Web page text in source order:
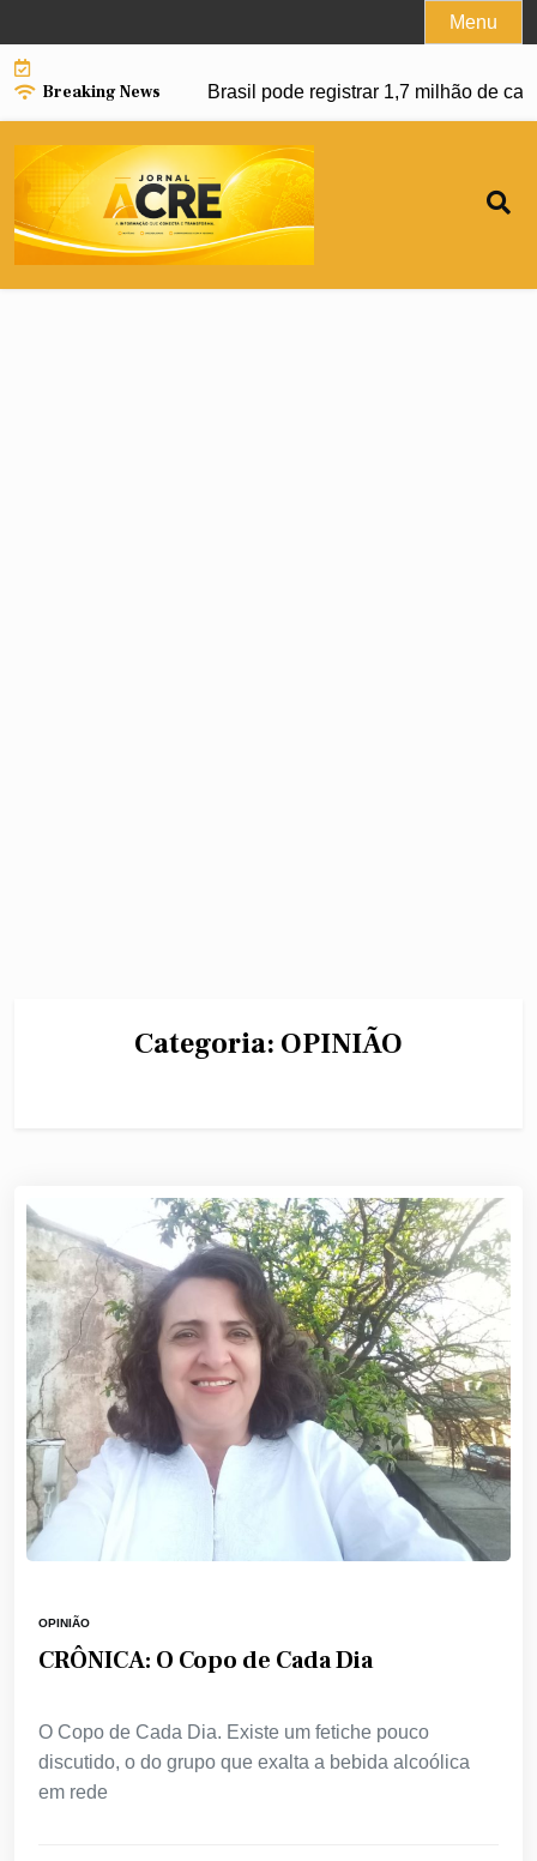
to
content
Menu
Breaking News
avanço da dengue e Brasil pode registrar 1,7 milhão de
Categoria: OPINIÃO
OPINIÃO
CRÔNICA: O Copo de Cada Dia
O Copo de Cada Dia. Existe um fetiche pouco
discutido, o do grupo que exalta a bebida alcoólica
em rede